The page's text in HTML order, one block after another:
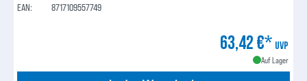
EAN:
8717109557749
63,42 €* UVP
Auf Lager